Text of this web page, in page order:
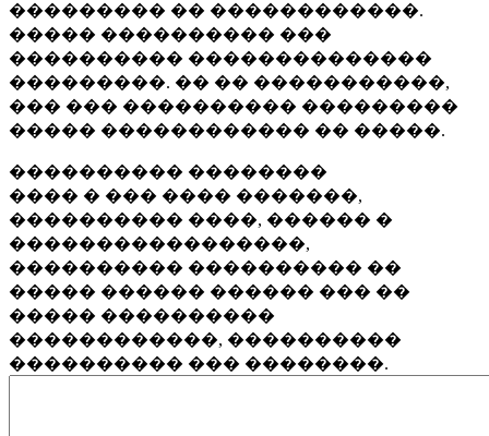
��������� �� ������������.
����� ���������� ���
���������� ��������������
���������. �� �� �����������,
��� ��� ���������� ���������
����� ������������ �� �����.
���������� ��������
���� � ��� ���� �������,
���������� ����, ������ �
�����������������,
���������� ���������� ��
����� ������ ������ ��� ��
����� ����������
������������, ����������
���������� ��� ��������.